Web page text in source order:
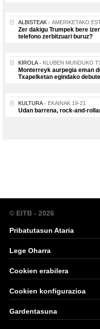
ALBISTEAK AMERIKETAKO
Zer dakigu Trumpek bere
telefono zerbitzuari buruz?
KIROLA KLUBEN MUNDUKO
Monterreyk aurpegia eman
Txapelketan egindako
KULTURA EKAINAK 19-21
Udan barrena, rock-and-
© EITB - 2026
Pribatutasun Ataria
Lege Oharra
Cookien erabilera
Cookien konfigurazioa
Gardentasuna